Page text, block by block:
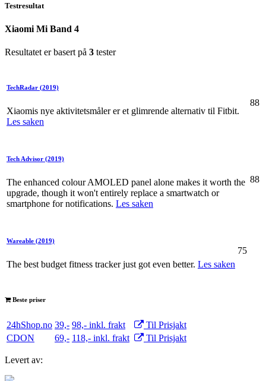
Testresultat
Xiaomi Mi Band 4
Resultatet er basert på 3 tester
TechRadar (2019)
Xiaomis nye aktivitetsmåler er et glimrende alternativ til Fitbit.
Les saken
88
Tech Advisor (2019)
The enhanced colour AMOLED panel alone makes it worth the
upgrade, though it won't entirely replace a smartwatch or
smartphone for notifications. Les saken
88
Wareable (2019)
The best budget fitness tracker just got even better. Les saken
75
Beste priser
24hShop.no 39,- 98,- inkl. frakt
Til Prisjakt
CDON
69,- 118,- inkl. frakt Til Prisjakt
Levert av: